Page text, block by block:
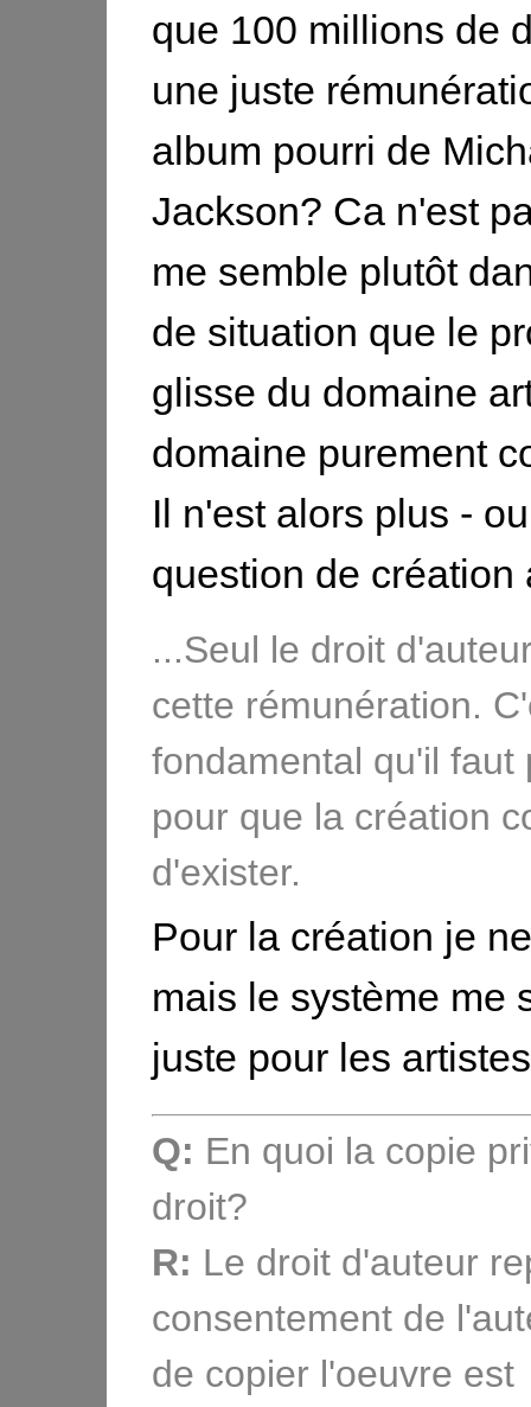
que 100 millions de
une juste
album pourri de
Jackson? Ca n'est
me semble plutôt
de situation que le
glisse du domaine
domaine purement
Il n'est alors plus -
question de création
...Seul le droit
cette rémunération.
fondamental qu'il faut
pour que la création
d'exister.
Pour la création je
mais le système me
juste pour les
Q: En quoi la copie
droit?
R: Le droit d'auteur
consentement de
de copier l'oeuvre est